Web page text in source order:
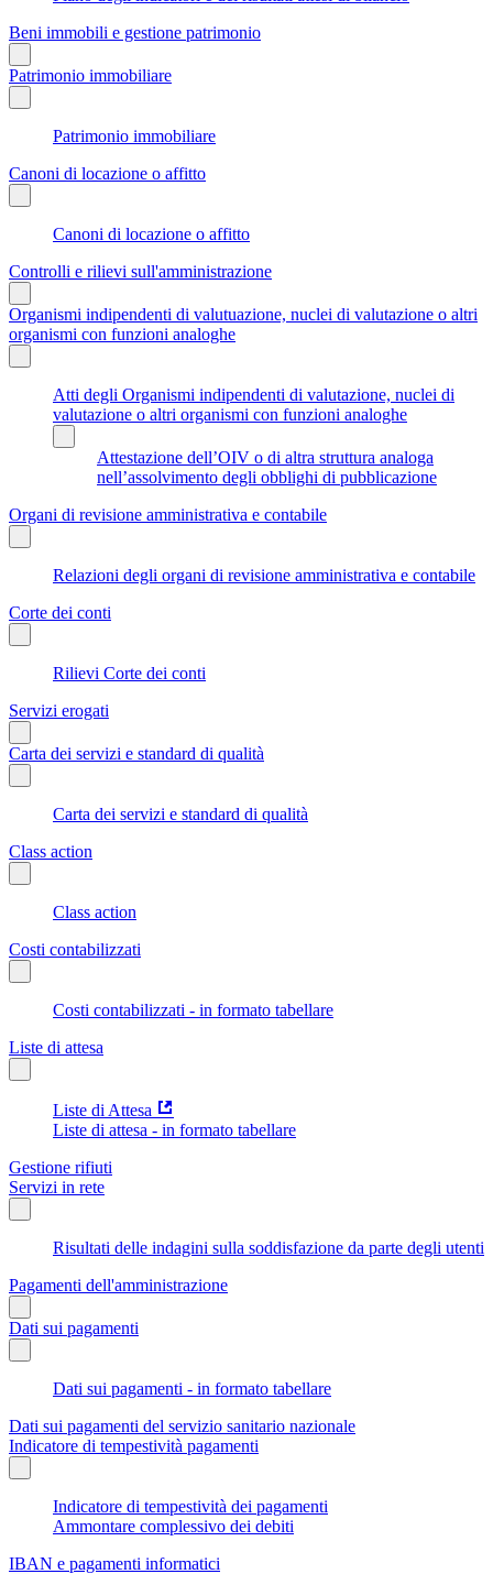
Beni immobili e gestione patrimonio
Patrimonio immobiliare
Patrimonio immobiliare
Canoni di locazione o affitto
Canoni di locazione o affitto
Controlli e rilievi sull'amministrazione
Organismi indipendenti di valutuazione, nuclei di valutazione o altri
organismi con funzioni analoghe
Atti degli Organismi indipendenti di valutazione, nuclei di
valutazione o altri organismi con funzioni analoghe
Attestazione dell’OIV o di altra struttura analoga
nell’assolvimento degli obblighi di pubblicazione
Organi di revisione amministrativa e contabile
Relazioni degli organi di revisione amministrativa e contabile
Corte dei conti
Rilievi Corte dei conti
Servizi erogati
Carta dei servizi e standard di qualità
Carta dei servizi e standard di qualità
Class action
Class action
Costi contabilizzati
Costi contabilizzati - in formato tabellare
Liste di attesa
Liste di Attesa
Liste di attesa - in formato tabellare
Gestione rifiuti
Servizi in rete
Risultati delle indagini sulla soddisfazione da parte degli utenti
Pagamenti dell'amministrazione
Dati sui pagamenti
Dati sui pagamenti - in formato tabellare
Dati sui pagamenti del servizio sanitario nazionale
Indicatore di tempestività pagamenti
Indicatore di tempestività dei pagamenti
Ammontare complessivo dei debiti
IBAN e pagamenti informatici